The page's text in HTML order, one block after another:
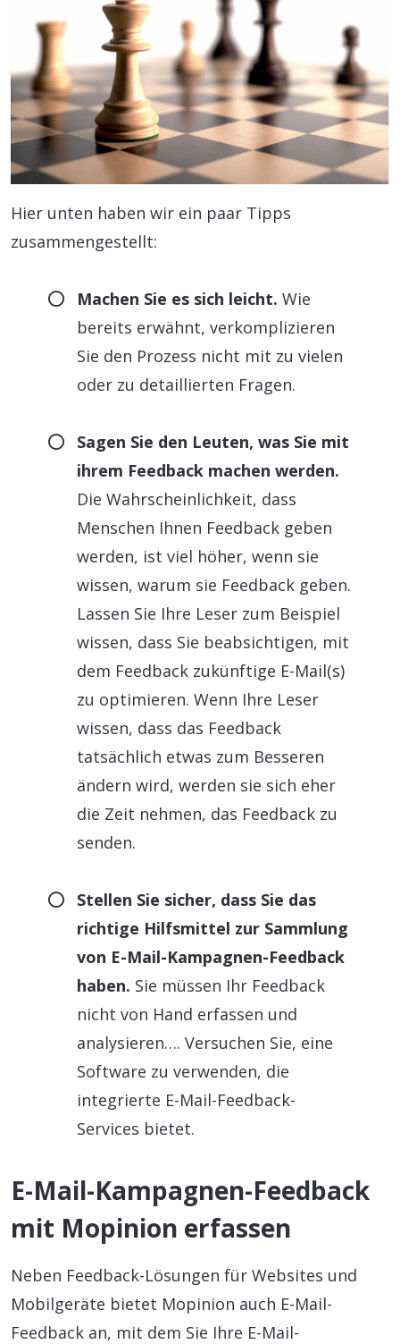
Hier unten haben wir ein paar Tipps
zusammengestellt:
Machen Sie es sich leicht. Wie
bereits erwähnt, verkomplizieren
Sie den Prozess nicht mit zu vielen
oder zu detaillierten Fragen.
Sagen Sie den Leuten, was Sie mit
ihrem Feedback machen werden.
Die Wahrscheinlichkeit, dass
Menschen Ihnen Feedback geben
werden, ist viel höher, wenn sie
wissen, warum sie Feedback geben.
Lassen Sie Ihre Leser zum Beispiel
wissen, dass Sie beabsichtigen, mit
dem Feedback zukünftige E-Mail(s)
zu optimieren. Wenn Ihre Leser
wissen, dass das Feedback
tatsächlich etwas zum Besseren
ändern wird, werden sie sich eher
die Zeit nehmen, das Feedback zu
senden.
Stellen Sie sicher, dass Sie das
richtige Hilfsmittel zur Sammlung
von E-Mail-Kampagnen-Feedback
haben. Sie müssen Ihr Feedback
nicht von Hand erfassen und
analysieren…. Versuchen Sie, eine
Software zu verwenden, die
integrierte E-Mail-Feedback-
Services bietet.
E-Mail-Kampagnen-Feedback
mit Mopinion erfassen
Neben Feedback-Lösungen für Websites und
Mobilgeräte bietet Mopinion auch E-Mail-
Feedback an, mit dem Sie Ihre E-Mail-